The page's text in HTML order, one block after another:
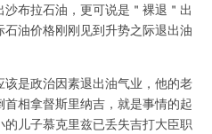
布拉石油，更可说是＂裸退＂出
油价格刚刚见到升势之际退出油
是政治因素退出油气业，他的老
相拿督斯里纳吉，就是事情的起
儿子慕克里兹已丢失吉打大臣职